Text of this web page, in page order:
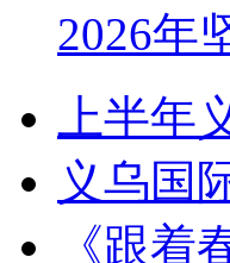
2026年
上半年
义乌国
《跟